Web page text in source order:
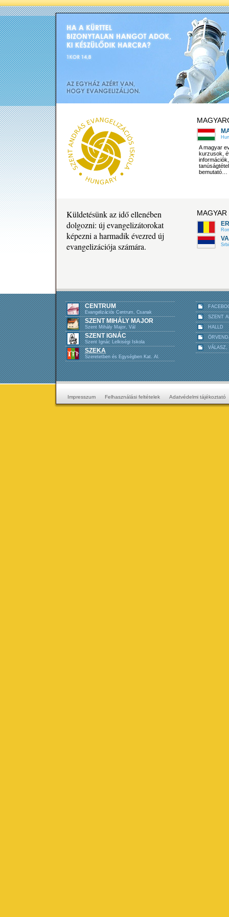
A magyar
kurzusok,
bemutató…
Küldetésünk az idő ellenében
dolgozni: új evangelizátorokat
képezni a harmadik évezred új
evangelizációja számára.
CENTRUM
Evangelizációs Centrum, Csanak
SZENT MIHÁLY MAJOR
Szent Mihály Major, Vál
SZENT IGNÁC
Szent Ignác Lelkiségi Iskola
SZEKA
Szeretetben és Egységben Kat. Al.
SZENT
HALLD
VÁLASZ,
Impresszum Felhasználási feltételek Adatvédelmi tájékoztató